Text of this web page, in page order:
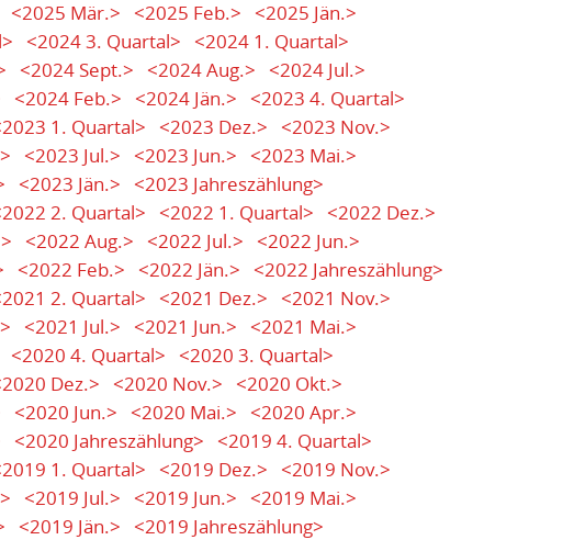
<2025 Mär.> <2025 Feb.>
<2025 Jän.>
<2024 3. Quartal>
<2024 1. Quartal>
<2024 Sept.> <2024 Aug.>
<2024 Jul.>
<2024 Feb.> <2024 Jän.>
<2023 4. Quartal>
1. Quartal> <2023 Dez.>
<2023 Nov.>
<2023 Jul.> <2023 Jun.>
<2023 Mai.>
<2023 Jän.>
<2023 Jahreszählung>
2. Quartal> <2022 1. Quartal>
<2022 Dez.>
<2022 Aug.> <2022 Jul.>
<2022 Jun.>
<2022 Feb.> <2022 Jän.>
<2022 Jahreszählung>
2. Quartal> <2021 Dez.>
<2021 Nov.>
<2021 Jul.> <2021 Jun.>
<2021 Mai.>
<2020 4. Quartal>
<2020 3. Quartal>
Dez.> <2020 Nov.>
<2020 Okt.>
<2020 Jun.> <2020 Mai.>
<2020 Apr.>
<2020 Jahreszählung>
<2019 4. Quartal>
1. Quartal> <2019 Dez.>
<2019 Nov.>
<2019 Jul.> <2019 Jun.>
<2019 Mai.>
<2019 Jän.>
<2019 Jahreszählung>